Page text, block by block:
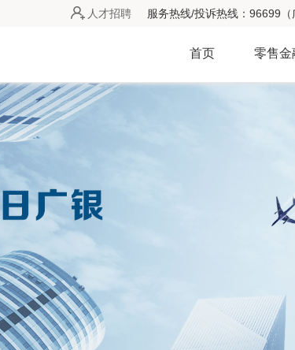
服务热线/投诉热线：96699
人才招聘
首页 零售金